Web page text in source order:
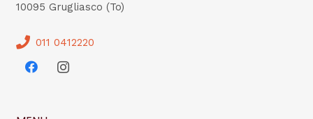
10095 Grugliasco (To)
011 0412220